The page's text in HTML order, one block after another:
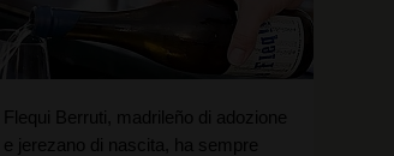
Flequi Berruti, madrileño di adozione
e jerezano di nascita, ha sempre